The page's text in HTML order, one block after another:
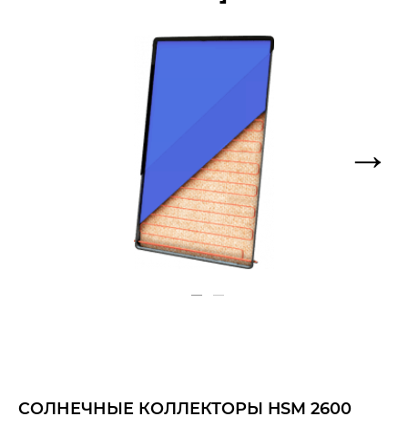
→
СОЛНЕЧНЫЕ КОЛЛЕКТОРЫ HSM 2600